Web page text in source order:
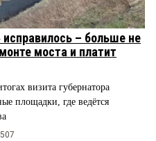
– больше не
моста и платит
визита губернатора
площадки, где ведётся